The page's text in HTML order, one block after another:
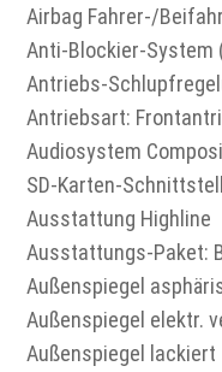
Airbag Fahrer-/
Anti-Blockier-System
Antriebs-
Antriebsart:
Audiosystem
SD-Karten-
Ausstattung Highline
Ausstattungs-Paket:
Außenspiegel
Außenspiegel elektr.
Außenspiegel lackiert